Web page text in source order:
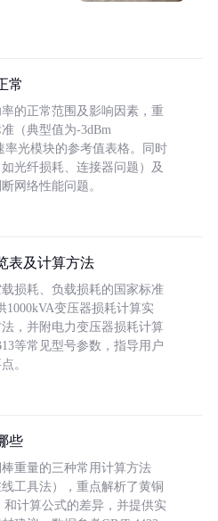
常
的正常范围及影响因素，重
（典型值为-3dBm
率光模块的参考值表格。同时
光纤损耗、连接器问题）及
网络性能问题。
表及计算方法
损耗、负载损耗的国家标准
1000kVA变压器损耗计算实
，并附电力变压器损耗计算
等常见型号参数，指导用户
。
些
重量的三种常用计算方法
工具法），重点解析了黄铜
和计算公式的差异，并提供实